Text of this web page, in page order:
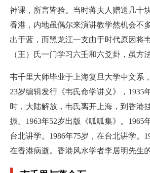
神课，所言皆验。当时蒋夫人赠送几十
香港，内地虽偶尔来演讲教学然机会不
出于蓝，而黑龙江一支由于时代原因将
（王）氏一门学习六壬和六爻卦，虽方
韦千里大师毕业于上海复旦大学中文系
23岁编辑发行《韦氏命学讲义》，1935
时，大陆解放，韦氏离开上海，到香港
振。1963年52岁出版《呱呱集》。
台北讲学。1986年75岁，在台北讲学。
在香港病逝。香港风水学者李居明先生